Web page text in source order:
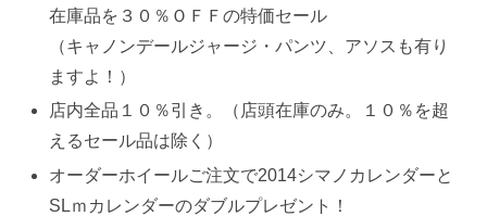
在庫品を３０％ＯＦＦの特価セール
（キャノンデールジャージ・パンツ、アソスも有り
ますよ！）
店内全品１０％引き。（店頭在庫のみ。１０％を超
えるセール品は除く）
オーダーホイールご注文で2014シマノカレンダーと
SLｍカレンダーのダブルプレゼント！